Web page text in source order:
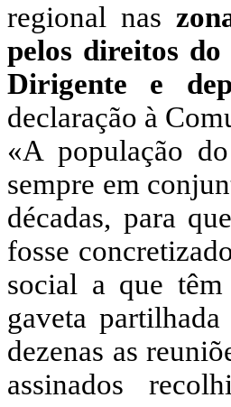
regional nas
pelos direitos
Dirigente e
declaração à
«A população
sempre em
décadas, para
fosse
social a que
gaveta
dezenas as
assinados